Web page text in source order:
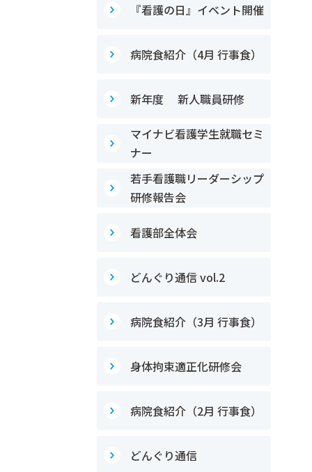
『看護の日』イベント開催
病院食紹介（4月 行事食）
新年度 新人職員研修
マイナビ看護学生就職セミ
ナー
若手看護職リーダーシップ
研修報告会
看護部全体会
どんぐり通信 vol.2
病院食紹介（3月 行事食）
身体拘束適正化研修会
病院食紹介（2月 行事食）
どんぐり通信